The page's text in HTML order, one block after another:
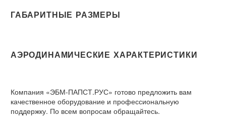
ГАБАРИТНЫЕ РАЗМЕРЫ
АЭРОДИНАМИЧЕСКИЕ ХАРАКТЕРИСТИКИ
Компания «ЭБМ-ПАПСТ.РУС» готово предложить вам
качественное оборудование и профессиональную
поддержку. По всем вопросам обращайтесь.